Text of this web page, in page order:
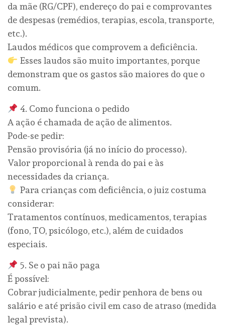
da mãe (RG/CPF), endereço do pai e comprovantes
de despesas (remédios, terapias, escola, transporte,
etc.).
Laudos médicos que comprovem a deficiência.
Esses laudos são muito importantes, porque
demonstram que os gastos são maiores do que o
comum.
4. Como funciona o pedido
A ação é chamada de ação de alimentos.
Pode-se pedir:
Pensão provisória (já no início do processo).
Valor proporcional à renda do pai e às
necessidades da criança.
Para crianças com deficiência, o juiz costuma
considerar:
Tratamentos contínuos, medicamentos, terapias
(fono, TO, psicólogo, etc.), além de cuidados
especiais.
5. Se o pai não paga
É possível:
Cobrar judicialmente, pedir penhora de bens ou
salário e até prisão civil em caso de atraso (medida
legal prevista).